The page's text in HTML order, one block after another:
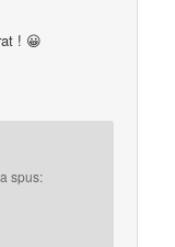
! 😀
a spus: